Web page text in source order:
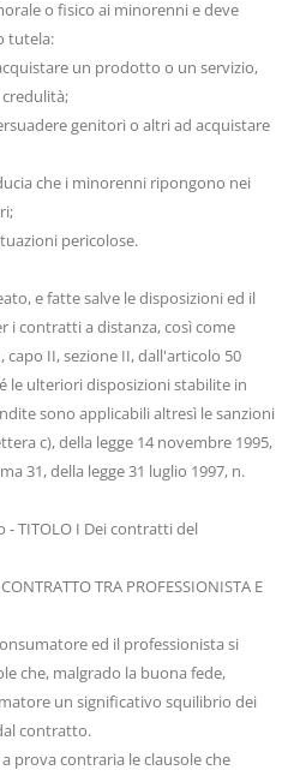
o fisico ai minorenni e deve
tutela:
un prodotto o un servizio,
genitori o altri ad acquistare
che i minorenni ripongono nei
pericolose.
e fatte salve le disposizioni ed il
i contratti a distanza, così come
II, sezione II, dall'articolo 50
le ulteriori disposizioni stabilite in
sono applicabili altresì le sanzioni
c), della legge 14 novembre 1995,
31, della legge 31 luglio 1997, n.
- TITOLO I Dei contratti del
TRA PROFESSIONISTA E
ed il professionista si
che, malgrado la buona fede,
un significativo squilibrio dei
contratto.
prova contraria le clausole che